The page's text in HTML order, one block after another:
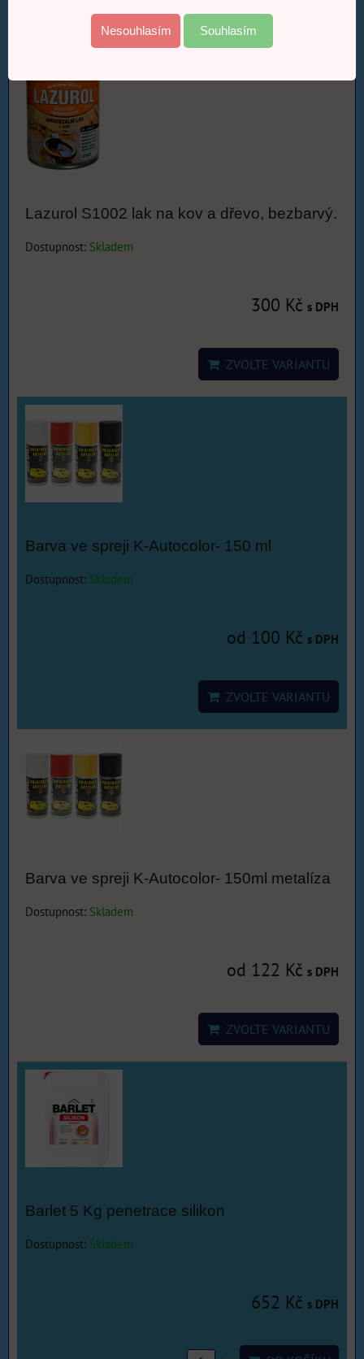
ZVOLTE VARIANTU
Lazurol S1002 lak na kov a dřevo, bezbarvý.
Dostupnost: Skladem
300 Kč s DPH
ZVOLTE VARIANTU
Barva ve spreji K-Autocolor- 150 ml
Dostupnost: Skladem
od 100 Kč s DPH
ZVOLTE VARIANTU
Barva ve spreji K-Autocolor- 150ml metalíza
Dostupnost: Skladem
od 122 Kč s DPH
ZVOLTE VARIANTU
Barlet 5 Kg penetrace silikon
Dostupnost: Skladem
652 Kč s DPH
Nesouhlasím Souhlasím